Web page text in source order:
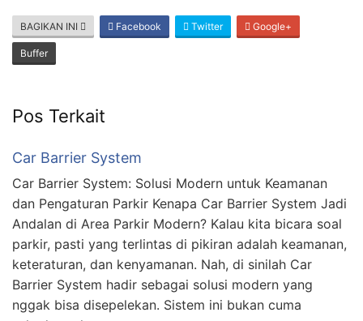
BAGIKAN INI Facebook Twitter Google+
Buffer
Pos Terkait
Car Barrier System
Car Barrier System: Solusi Modern untuk Keamanan
dan Pengaturan Parkir Kenapa Car Barrier System Jadi
Andalan di Area Parkir Modern? Kalau kita bicara soal
parkir, pasti yang terlintas di pikiran adalah keamanan,
keteraturan, dan kenyamanan. Nah, di sinilah Car
Barrier System hadir sebagai solusi modern yang
nggak bisa disepelekan. Sistem ini bukan cuma